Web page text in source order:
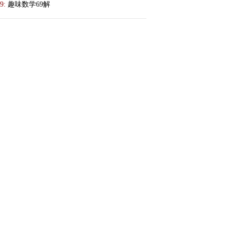
趣味数学69解